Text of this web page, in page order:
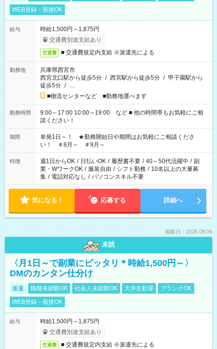
WEB登録・面接OK
給与
時給1,500円～1,875円
交通費別途支給あり
交通費 ■ 交通費規定内支給 ※派遣先による
勤務地
兵庫県西宮市
西宮北口駅から徒歩5分 / 西宮駅から徒歩5分 / 甲子園駅から
徒歩5分 / …
■物流センターなど ■勤務地選べます
勤務時間
9:00～17:00 10:00～19:00 など ■ 他の時間帯もお気軽にご相
談ください！
期間
単発1日～！ ★勤務開始日や期間はお気軽にご相談くださ
い！ ＃8月～ ＃9月～
特徴 週1日からOK / 日払いOK / 履歴書不要 / 40～50代活躍中 / 副
業・WワークOK / 服装自由 / シフト勤務 / 10名以上の大量募
集 / 電話対応なし / パソコンスキル不要
気になる！ 応募する 詳細へ
掲載日：2026.08.04
未読
〈月1日～で副業にピッタリ＊時給1,500円～〉
DMのカンタン仕分け
派遣 職種未経験OK 社会人未経験OK 大学生歓迎
ブランクOK
WEB登録・面接OK
給与
時給1,500円～1,875円
交通費別途支給あり
交通費 ■ 交通費規定内支給 ※派遣先による